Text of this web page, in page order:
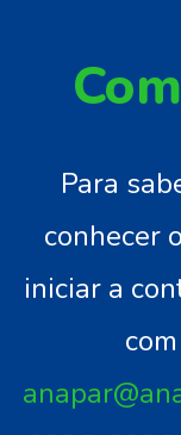
Para
conhecer
iniciar a